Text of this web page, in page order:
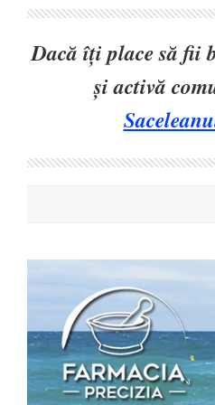
Dacă îți place să fii
și activă